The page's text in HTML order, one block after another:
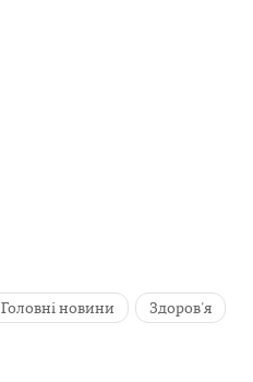
Головні новини Здоров'я